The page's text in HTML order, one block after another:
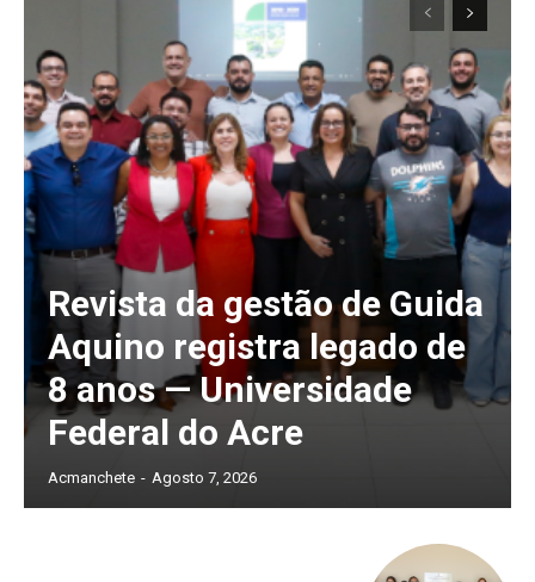
Revista da gestão de Guida
Aquino registra legado de
8 anos — Universidade
Federal do Acre
Acmanchete - Agosto 7, 2026